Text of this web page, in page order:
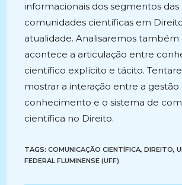
informacionais dos segmentos das
comunidades científicas em
atualidade. Analisaremos também
acontece a articulação entre
científico explícito e tácito.
mostrar a interação entre a gestão
conhecimento e o sistema de
científica no Direito.
TAGS:COMUNICAÇÃO CIENTÍFICA, DIREITO,
FEDERAL FLUMINENSE (UFF)